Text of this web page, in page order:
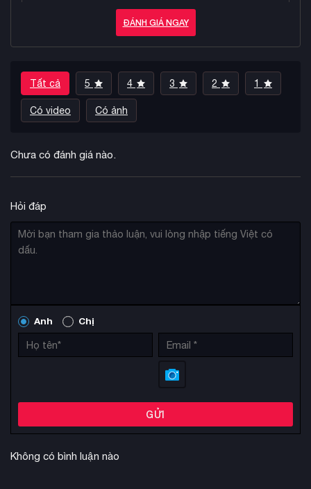
ĐÁNH GIÁ NGAY
Tất cả 5 4 3 2 1
Có video Có ảnh
Chưa có đánh giá nào.
Hỏi đáp
Anh Chị
GỬI
Không có bình luận nào